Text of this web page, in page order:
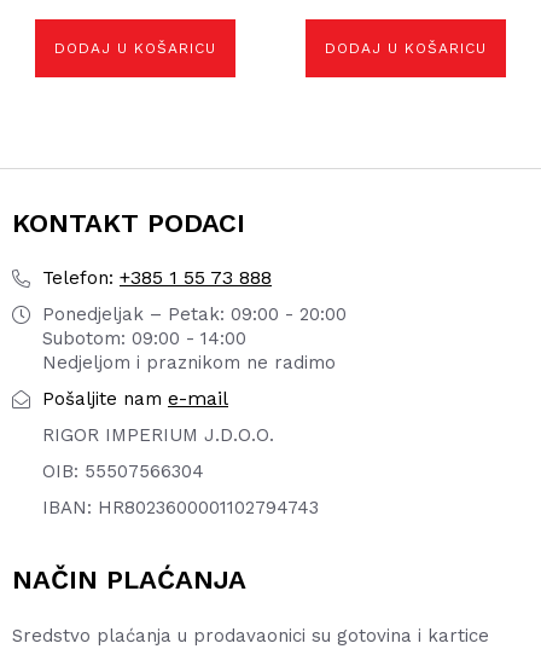
DODAJ U KOŠARICU DODAJ U KOŠARICU
KONTAKT PODACI
Telefon: +385 1 55 73 888
Ponedjeljak – Petak: 09:00 - 20:00
Subotom: 09:00 - 14:00
Nedjeljom i praznikom ne radimo
Pošaljite nam e-mail
RIGOR IMPERIUM J.D.O.O.
OIB: 55507566304
IBAN: HR8023600001102794743
NAČIN PLAĆANJA
Sredstvo plaćanja u prodavaonici su gotovina i kartice